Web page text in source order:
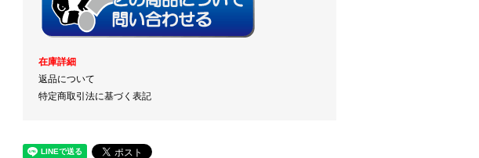
在庫詳細
返品について
特定商取引法に基づく表記